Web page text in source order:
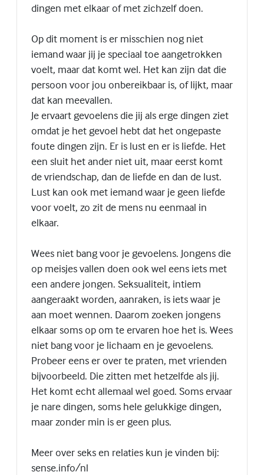
dingen met elkaar of met zichzelf doen.
Op dit moment is er misschien nog niet
iemand waar jij je speciaal toe aangetrokken
voelt, maar dat komt wel. Het kan zijn dat die
persoon voor jou onbereikbaar is, of lijkt, maar
dat kan meevallen.
Je ervaart gevoelens die jij als erge dingen ziet
omdat je het gevoel hebt dat het ongepaste
foute dingen zijn. Er is lust en er is liefde. Het
een sluit het ander niet uit, maar eerst komt
de vriendschap, dan de liefde en dan de lust.
Lust kan ook met iemand waar je geen liefde
voor voelt, zo zit de mens nu eenmaal in
elkaar.
Wees niet bang voor je gevoelens. Jongens die
op meisjes vallen doen ook wel eens iets met
een andere jongen. Seksualiteit, intiem
aangeraakt worden, aanraken, is iets waar je
aan moet wennen. Daarom zoeken jongens
elkaar soms op om te ervaren hoe het is. Wees
niet bang voor je lichaam en je gevoelens.
Probeer eens er over te praten, met vrienden
bijvoorbeeld. Die zitten met hetzelfde als jij.
Het komt echt allemaal wel goed. Soms ervaar
je nare dingen, soms hele gelukkige dingen,
maar zonder min is er geen plus.
Meer over seks en relaties kun je vinden bij:
sense.info/nl